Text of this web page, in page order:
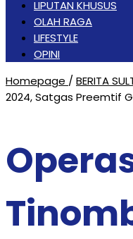
LIPUTAN KHUSUS
OLAH RAGA
LIFESTYLE
OPINI
Homepage / BERITA
2024, Satgas Preemtif